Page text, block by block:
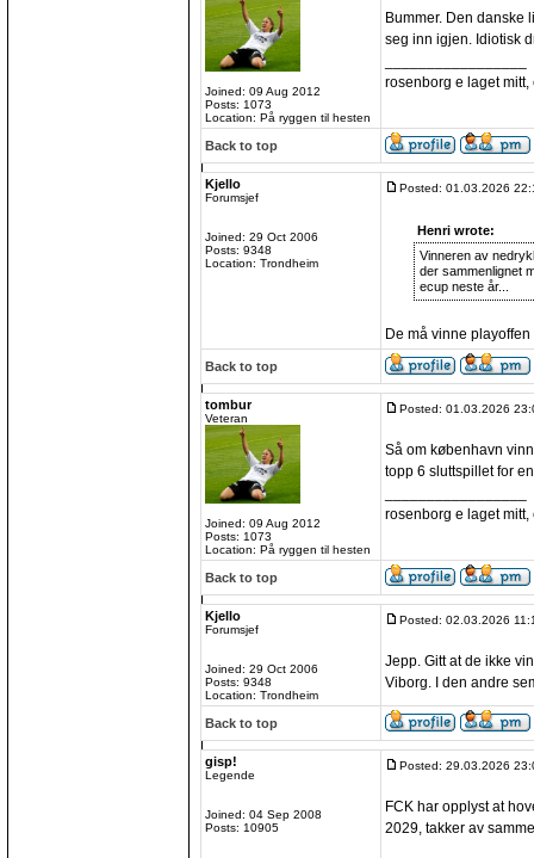
Joined: 09 Aug 2012
Posts: 1073
Location: På ryggen til hesten
Bummer. Den danske
seg inn igjen. Idiotisk
rosenborg e laget mitt,
Back to top
Kjello
Forumsjef
Joined: 29 Oct 2006
Posts: 9348
Location: Trondheim
Posted: 01.03.2026
Henri wrote:
Vinneren av
der sammenlignet
ecup neste år...
De må vinne
Back to top
tombur
Veteran
Joined: 09 Aug 2012
Posts: 1073
Location: På ryggen til hesten
Posted: 01.03.2026
Så om københavn
topp 6 sluttspillet for
rosenborg e laget mitt,
Back to top
Kjello
Forumsjef
Joined: 29 Oct 2006
Posts: 9348
Location: Trondheim
Posted: 02.03.2026
Jepp. Gitt at de ikke
Viborg. I den andre
Back to top
gisp!
Legende
Joined: 04 Sep 2008
Posts: 10905
Posted: 29.03.2026
FCK har opplyst at
2029, takker av